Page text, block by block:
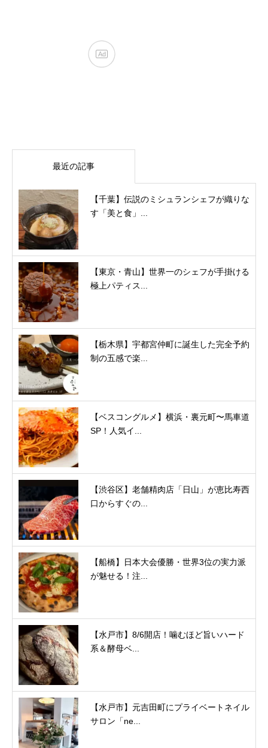
最近の記事
【千葉】伝説のミシュランシェフが織りな
す「美と食」...
【東京・青山】世界一のシェフが手掛ける
極上パティス...
【栃木県】宇都宮仲町に誕生した完全予約
制の五感で楽...
【ベスコングルメ】横浜・裏元町〜馬車道
SP！人気イ...
【渋谷区】老舗精肉店「日山」が恵比寿西
口からすぐの...
【船橋】日本大会優勝・世界3位の実力派
が魅せる！注...
【水戸市】8/6開店！噛むほど旨いハード
系＆酵母ベ...
【水戸市】元吉田町にプライベートネイル
サロン「ne...